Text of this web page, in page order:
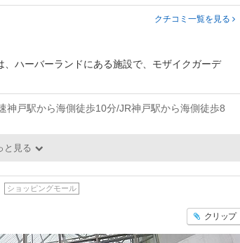
クチコミ一覧を見る
ハーバーランドにある施設で、モザイクガーデ
神戸駅から海側徒歩10分/JR神戸駅から海側徒歩8
と見る
ショッピングモール
クリップ